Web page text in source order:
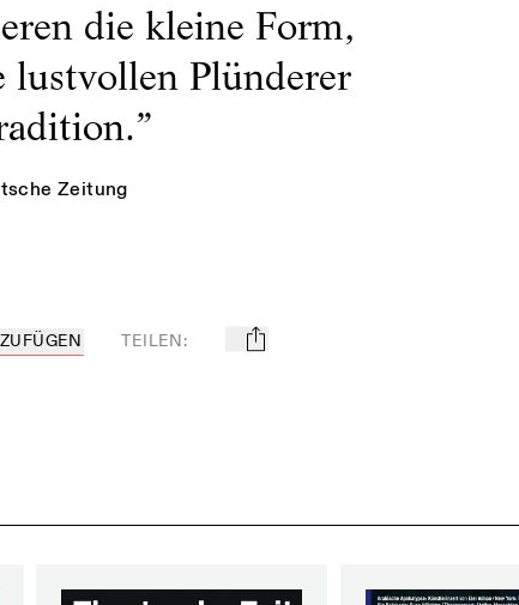
die kleine Form,
Plünderer
”
Zeitung
TEILEN: mail